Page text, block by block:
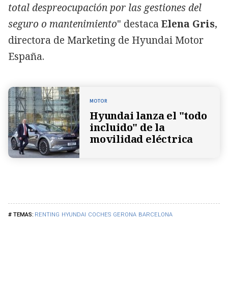
RENTING HYUNDAI COCHES GERONA BARCELONA
total despreocupación por las gestiones del
seguro o mantenimiento" destaca Elena Gris,
directora de Marketing de Hyundai Motor
España.
MOTOR
Hyundai lanza el "todo
incluido" de la
movilidad eléctrica